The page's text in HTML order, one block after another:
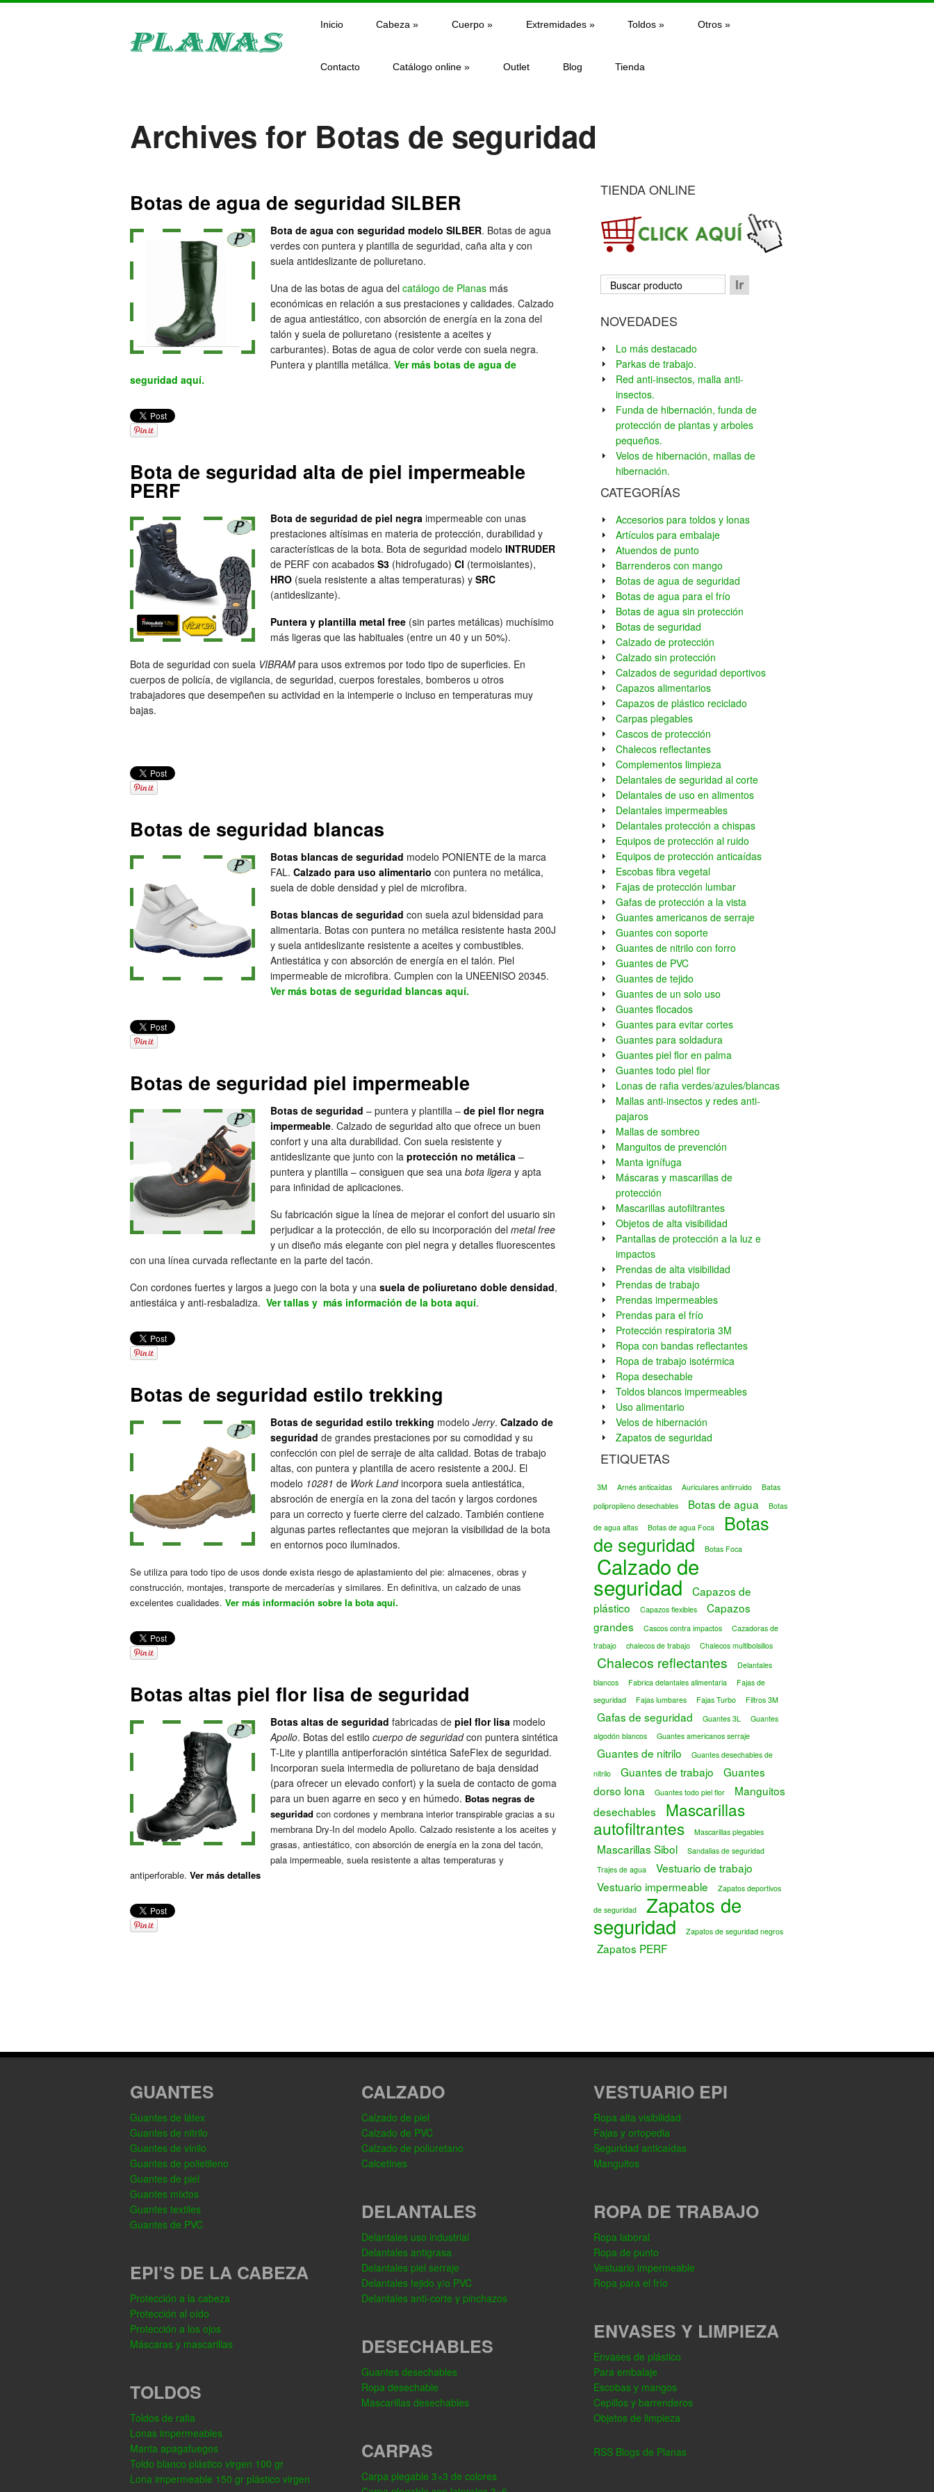
Inicio Cabeza » Cuerpo» Extremidades» Toldos » Otros»
Contacto Catálogo online » Outlet Blog Tienda
Archives for Botas de seguridad
Botas de agua de seguridad SILBER
Bota de agua con seguridad modelo SILBER. Botas de agua
verdes con puntera y plantilla de seguridad, caña alta y con
suela antideslizante de poliuretano.
Una de las botas de agua del catálogo de Planas más
económicas en relación a sus prestaciones y calidades. Calzado
de agua antiestático, con absorción de energía en la zona del
talón y suela de poliuretano (resistente a aceites y
carburantes). Botas de agua de color verde con suela negra.
Puntera y plantilla metálica. Ver más botas de agua de
seguridad aquí.
Bota de seguridad alta de piel impermeable
PERF
Bota de seguridad de piel negra impermeable con unas
prestaciones altísimas en materia de protección, durabilidad y
características de la bota. Bota de seguridad modelo INTRUDER
de PERF con acabados S3 (hidrofugado) CI (termoislantes),
HRO (suela resistente a altas temperaturas) y SRC
(antideslizante).
Puntera y plantilla metal free (sin partes metálicas) muchísimo
más ligeras que las habituales (entre un 40 y un 50%).
Bota de seguridad con suela VIBRAM para usos extremos por todo tipo de superficies. En
cuerpos de policía, de vigilancia, de seguridad, cuerpos forestales, bomberos u otros
trabajadores que desempeñen su actividad en la intemperie o incluso en temperaturas muy
bajas.
Botas de seguridad blancas
Botas blancas de seguridad modelo PONIENTE de la marca
FAL. Calzado para uso alimentario con puntera no metálica,
suela de doble densidad y piel de microfibra.
Botas blancas de seguridad con suela azul bidensidad para
alimentaria. Botas con puntera no metálica resistente hasta 200J
y suela antideslizante resistente a aceites y combustibles.
Antiestática y con absorción de energía en el talón. Piel
impermeable de microfibra. Cumplen con la UNEENISO 20345.
Ver más botas de seguridad blancas aquí.
Botas de seguridad piel impermeable
Botas de seguridad – puntera y plantilla – de piel flor negra
impermeable. Calzado de seguridad alto que ofrece un buen
confort y una alta durabilidad. Con suela resistente y
antideslizante que junto con la protección no metálica –
puntera y plantilla – consiguen que sea una bota ligera y apta
para infinidad de aplicaciones.
Su fabricación sigue la línea de mejorar el confort del usuario sin
perjudicar a la protección, de ello su incorporación del metal free
y un diseño más elegante con piel negra y detalles fluorescentes
con una línea curvada reflectante en la parte del tacón.
Con cordones fuertes y largos a juego con la bota y una suela de poliuretano doble densidad,
antiestáica y anti-resbaladiza. Ver tallas y más información de la bota aquí.
Botas de seguridad estilo trekking
Botas de seguridad estilo trekking modelo Jerry. Calzado de
seguridad de grandes prestaciones por su comodidad y su
confección con piel de serraje de alta calidad. Botas de trabajo
altas, con puntera y plantilla de acero resistente a 200J. El
modelo 10281 de Work Landincorpora suela antiestática,
absroción de energía en la zona del tacón y largos cordones
para un correcto y fuerte cierre del calzado. También contiene
algunas partes reflectantes que mejoran la visibilidad de la bota
en entornos poco iluminados.
Se utiliza para todo tipo de usos donde exista riesgo de aplastamiento del pie: almacenes, obras y
construcción, montajes, transporte de mercaderías y similares. En definitiva, un calzado de unas
excelentes cualidades. Ver más información sobre la bota aquí.
Botas altas piel flor lisa de seguridad
Botas altas de seguridad fabricadas de piel flor lisa modelo
Apollo. Botas del estilo cuerpo de seguridadcon puntera sintética
T-Lite y plantilla antiperforación sintética SafeFlex de seguridad.
Incorporan suela intermedia de poliuretano de baja densidad
(para ofrecer un elevado confort) y la suela de contacto de goma
para un buen agarre en seco y en húmedo. Botas negras de
seguridad con cordones y membrana interior transpirable gracias a su
membrana Dry-In del modelo Apollo. Calzado resistente a los aceites y
grasas, antiestático, con absorción de energía en la zona del tacón,
pala impermeable, suela resistente a altas temperaturas y
antiperforable. Ver más detalles
TIENDA ONLINE
NOVEDADES
Lo más destacado
Parkas de trabajo.
Red anti-insectos, malla anti-
insectos.
Funda de hibernación, funda de
protección de plantas y arboles
pequeños.
Velos de hibernación, mallas de
hibernación.
CATEGORÍAS
Accesorios para toldos y lonas
Artículos para embalaje
Atuendos de punto
Barrenderos con mango
Botas de agua de seguridad
Botas de agua para el frío
Botas de agua sin protección
Botas de seguridad
Calzado de protección
Calzado sin protección
Calzados de seguridad deportivos
Capazos alimentarios
Capazos de plástico reciclado
Carpas plegables
Cascos de protección
Chalecos reflectantes
Complementos limpieza
Delantales de seguridad al corte
Delantales de uso en alimentos
Delantales impermeables
Delantales protección a chispas
Equipos de protección al ruido
Equipos de protección anticaídas
Escobas fibra vegetal
Fajas de protección lumbar
Gafas de protección a la vista
Guantes americanos de serraje
Guantes con soporte
Guantes de nitrilo con forro
Guantes de PVC
Guantes de tejido
Guantes de un solo uso
Guantes flocados
Guantes para evitar cortes
Guantes para soldadura
Guantes piel flor en palma
Guantes todo piel flor
Lonas de rafia verdes/azules/blancas
Mallas anti-insectos y redes anti-
pajaros
Mallas de sombreo
Manguitos de prevención
Manta ignífuga
Máscaras y mascarillas de
protección
Mascarillas autofiltrantes
Objetos de alta visibilidad
Pantallas de protección a la luz e
impactos
Prendas de alta visibilidad
Prendas de trabajo
Prendas impermeables
Prendas para el frío
Protección respiratoria 3M
Ropa con bandas reflectantes
Ropa de trabajo isotérmica
Ropa desechable
Toldos blancos impermeables
Uso alimentario
Velos de hibernación
Zapatos de seguridad
ETIQUETAS
3M Arnés anticaídas Auriculares antirruido
Batas
polipropileno desechables
Botas de agua Botas
de agua altas Botas de agua Foca
Botas
de seguridad
Botas Foca
Calzado de
seguridad
Capazos de
plástico
Capazos flexibles
Capazos
grandes
Cascos contra impactos
Cazadoras de
trabajo
chalecos de trabajo Chalecos multibolsillos
Chalecos reflectantes
Delantales
blancos
Fabrica delantales alimentaria
Fajas de
seguridad
Fajas lumbares Fajas Turbo Filtros 3M
Gafas de seguridad Guantes 3L
Guantes
algodón blancos
Guantes americanos serraje
Guantes de nitrilo
Guantes desechables de
nitrilo
Guantes de trabajo
Guantes
dorso lona
Guantes todo piel flor
Manguitos
desechables
Mascarillas
autofiltrantes
Mascarillas plegables
Mascarillas Sibol
Sandalias de seguridad
Trajes de agua
Vestuario de trabajo
Vestuario impermeable
Zapatos deportivos
de seguridad Zapatos de
seguridad Zapatos de seguridad negros
Zapatos PERF
GUANTES
Guantes de látex
Guantes de nitrilo
Guantes de vinilo
Guantes de polietileno
Guantes de piel
Guantes mixtos
Guantes textiles
Guantes de PVC
EPI’S DE LA CABEZA
Protección a la cabeza
Protección al oído
Protección a los ojos
Máscaras y mascarillas
TOLDOS
Toldos de rafia
Lonas impermeables
Manta apagafuegos
Toldo blanco plástico virgen 100 gr
Lona impermeable 150 gr plástico virgen
CALZADO
Calzado de piel
Calzado de PVC
Calzado de poliuretano
Calcetines
DELANTALES
Delantales uso industrial
Delantales antigrasa
Delantales piel serraje
Delantales tejido y/o PVC
Delantales anti-corte y pinchazos
DESECHABLES
Guantes desechables
Ropa desechable
Mascarillas desechables
CARPAS
Carpa plegable 3×3 de colores
VESTUARIO EPI
Ropa alta visibilidad
Fajas y ortopedia
Seguridad anticaídas
Manguitos
ROPA DE TRABAJO
Ropa laboral
Ropa de punto
Vestuario impermeable
Ropa para el frío
ENVASES Y LIMPIEZA
Envases de plástico
Para embalaje
Escobas y mangos
Cepillos y barrenderos
Objetos de limpieza
RSS Blogs de Planas